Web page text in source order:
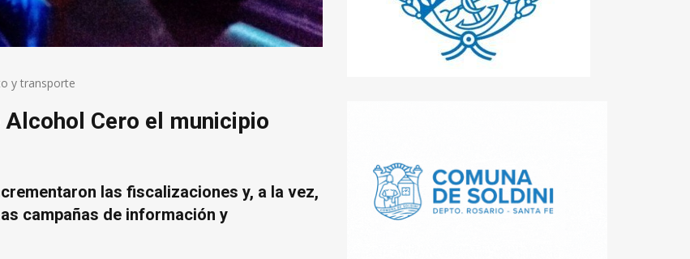
y transporte
Cero el municipio
las fiscalizaciones y, a la vez,
campañas de información y